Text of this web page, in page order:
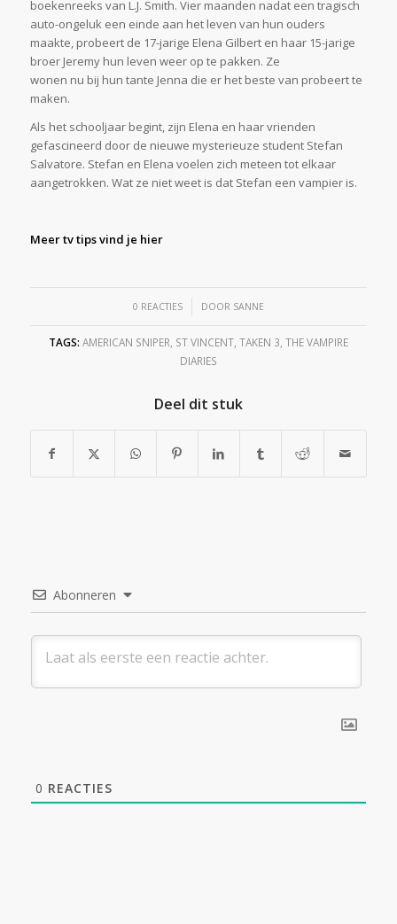
boekenreeks van L.J. Smith. Vier maanden nadat een tragisch
auto-ongeluk een einde aan het leven van hun ouders
maakte, probeert de 17-jarige Elena Gilbert en haar 15-jarige
broer Jeremy hun leven weer op te pakken. Ze
wonen nu bij hun tante Jenna die er het beste van probeert te
maken.
Als het schooljaar begint, zijn Elena en haar vrienden
gefascineerd door de nieuwe mysterieuze student Stefan
Salvatore. Stefan en Elena voelen zich meteen tot elkaar
aangetrokken. Wat ze niet weet is dat Stefan een vampier is.
Meer tv tips vind je hier
0 REACTIES
/ DOOR SANNE
TAGS: AMERICAN SNIPER ST VINCENT, TAKEN 3 THE VAMPIRE
DIARIES
Deel dit stuk
Abonneren
0 REACTIES